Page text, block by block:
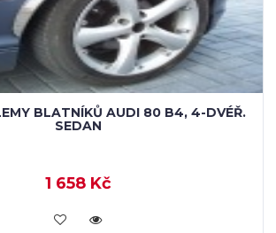
BLATNÍKŮ AUDI 80 B4, 4-DVÉŘ.
SEDAN
1 658 Kč
KOUPIT